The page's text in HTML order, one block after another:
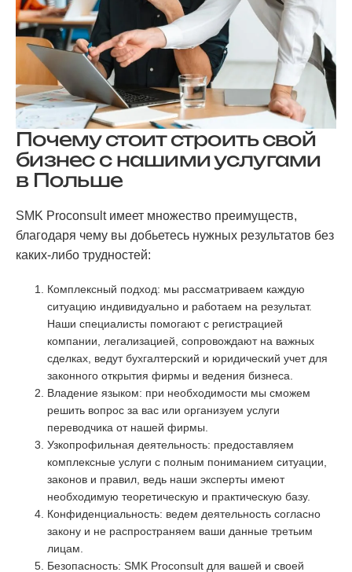
Почему стоит строить свой
бизнес с нашими услугами
в Польше
SMK Proconsult имеет множество преимуществ,
благодаря чему вы добьетесь нужных результатов без
каких-либо трудностей:
Комплексный подход: мы рассматриваем каждую
ситуацию индивидуально и работаем на результат.
Наши специалисты помогают с регистрацией
компании, легализацией, сопровождают на важных
сделках, ведут бухгалтерский и юридический учет для
законного открытия фирмы и ведения бизнеса.
Владение языком: при необходимости мы сможем
решить вопрос за вас или организуем услуги
переводчика от нашей фирмы.
Узкопрофильная деятельность: предоставляем
комплексные услуги с полным пониманием ситуации,
законов и правил, ведь наши эксперты имеют
необходимую теоретическую и практическую базу.
Конфиденциальность: ведем деятельность согласно
закону и не распространяем ваши данные третьим
лицам.
Безопасность: SMK Proconsult для вашей и своей